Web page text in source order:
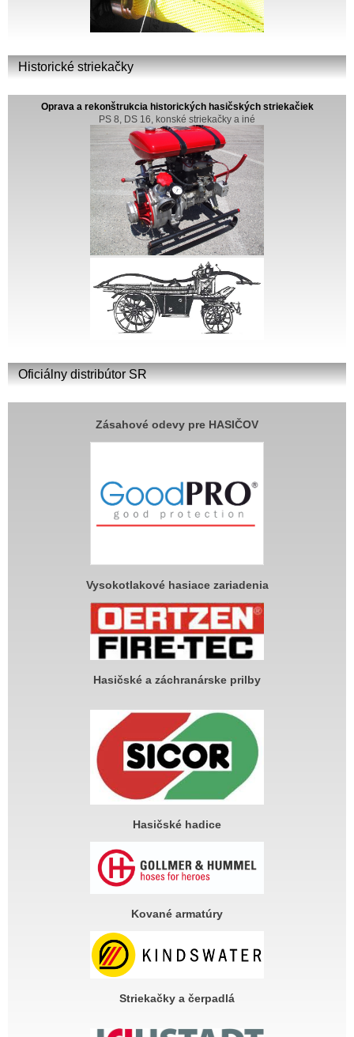
Historické striekačky
Oprava a rekonštrukcia historických hasičských striekačiek
PS 8, DS 16, konské striekačky a iné
Oficiálny distribútor SR
Zásahové odevy pre HASIČOV
Vysokotlakové hasiace zariadenia
Hasičské a záchranárske prilby
Hasičské hadice
Kované armatúry
Striekačky a čerpadlá